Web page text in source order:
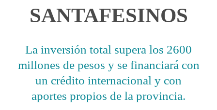
SANTAFESINOS
La inversión total supera los 2600
millones de pesos y se financiará con
un crédito internacional y con
aportes propios de la provincia.